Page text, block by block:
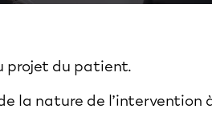
projet du patient.
la nature de l’intervention